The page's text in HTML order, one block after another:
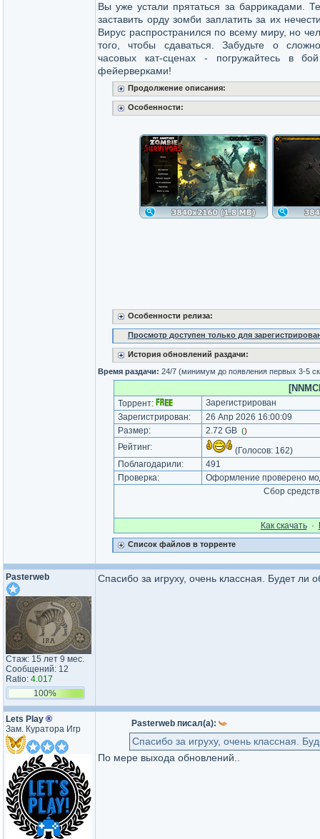
Вы уже устали прятаться за баррикадами.
заставить орду зомби заплатить за их
Вирус распространился по всему миру, но
того, чтобы сдаваться. Забудьте о
часовых кат-сценах - погружайтесь в
фейерверками!
Продолжение описания:
Особенности:
Особенности релиза:
Просмотр доступен только для
История обновлений раздачи:
Время раздачи: 24/7 (минимум до появления первых 3-5
Торрент:
Зарегистрирован
Зарегистрирован:
26 Апр 2026 16:00:09
Размер:
2.72 GB ()
Рейтинг: (Голосов: 162)
Поблагодарили:
491
Проверка:
Оформление проверено
Сбор
Как cкачать·
Список файлов в торренте
Pasterweb
Стаж: 15 лет 9 мес.
Сообщений: 12
Ratio: 4.017
100%
Спасибо за игруху, очень классная. Будет ли
Lets Play ®
Зам. Куратора Игр
Pasterweb писал(а):
Спасибо за игруху, очень классная.
По мере выхода обновлений..